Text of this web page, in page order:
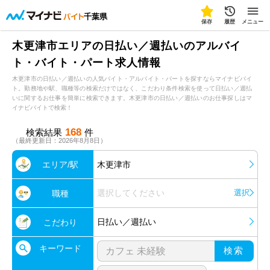
千葉県
保存 履歴 メニュー
木更津市エリアの日払い／週払いのアルバイ
ト・バイト・パート求人情報
木更津市の日払い／週払いの人気バイト・アルバイト・パートを探すならマイナビバイ
ト。勤務地や駅、職種等の検索だけではなく、こだわり条件検索を使って日払い／週払
いに関するお仕事を簡単に検索できます。木更津市の日払い／週払いのお仕事探しはマ
イナビバイトで検索！
検索結果 168 件
（最終更新日：2026年8月8日）
エリア/駅 木更津市
職種 選択してください 選択
こだわり 日払い／週払い
キーワード 検索